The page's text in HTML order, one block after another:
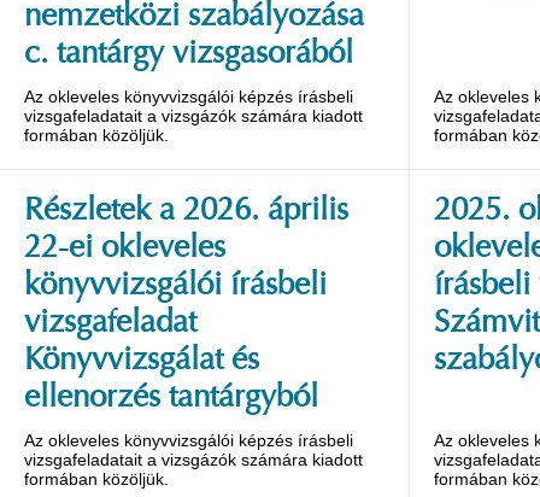
nemzetközi szabályozása
c. tantárgy vizsgasorából
Az okleveles könyvvizsgálói képzés írásbeli
vizsgafeladatait a vizsgázók számára kiadott
formában közöljük.
Az okleveles
formában
Részletek a 2026. április
22-ei okleveles
könyvvizsgálói írásbeli
vizsgafeladat
Könyvvizsgálat és
ellenorzés tantárgyból
Az okleveles könyvvizsgálói képzés írásbeli
vizsgafeladatait a vizsgázók számára kiadott
formában közöljük.
2025.
írásbeli
Az okleveles
formában